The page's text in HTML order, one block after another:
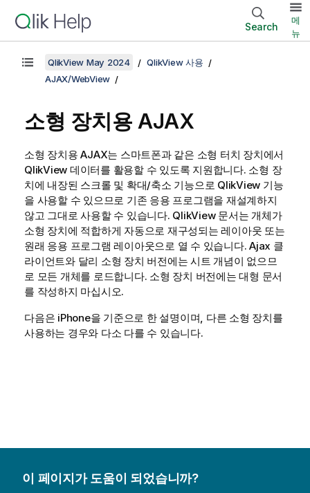
Search
메
뉴
QlikView May 2024
QlikView 사용
AJAX/WebView
소형 장치용 AJAX
소형 장치용 AJAX는 스마트폰과 같은 소형 터치 장치에서
QlikView 데이터를 활용할 수 있도록 지원합니다. 소형 장
치에 내장된 스크롤 및 확대/축소 기능으로 QlikView 기능
을 사용할 수 있으므로 기존 응용 프로그램을 재설계하지
않고 그대로 사용할 수 있습니다. QlikView 문서는 개체가
소형 장치에 적합하게 자동으로 재구성되는 레이아웃 또는
원래 응용 프로그램 레이아웃으로 열 수 있습니다. Ajax 클
라이언트와 달리 소형 장치 버전에는 시트 개념이 없으므
로 모든 개체를 로드합니다. 소형 장치 버전에는 대형 문서
를 작성하지 마십시오.
다음은 iPhone을 기준으로 한 설명이며, 다른 소형 장치를
사용하는 경우와 다소 다를 수 있습니다.
이 페이지가 도움이 되었습니까?